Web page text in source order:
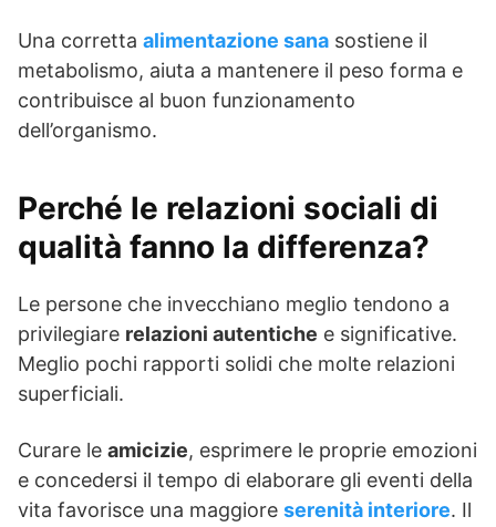
Una corretta alimentazione sana sostiene il
metabolismo, aiuta a mantenere il peso forma e
contribuisce al buon funzionamento
dell’organismo.
Perché le relazioni sociali di
qualità fanno la differenza?
Le persone che invecchiano meglio tendono a
privilegiare relazioni autentiche e significative.
Meglio pochi rapporti solidi che molte relazioni
superficiali.
Curare le amicizie, esprimere le proprie emozioni
e concedersi il tempo di elaborare gli eventi della
vita favorisce una maggiore serenità interiore. Il